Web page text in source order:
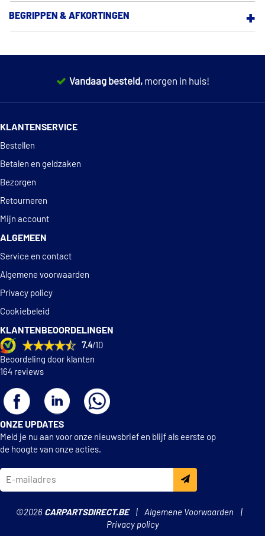
BETALEN EN GELDZAKEN
PRODUCT EN PRIJS
RETOURNEREN
STATIEGELD
SERVICE EN CONTACT
BEGRIPPEN & AFKORTINGEN
Vandaag besteld, morgen in huis!
KLANTENSERVICE
Bestellen
Betalen en geldzaken
Bezorgen
Retourneren
Mijn account
ALGEMEEN
Service en contact
Algemene voorwaarden
Privacy policy
Cookiebeleid
KLANTENBEOORDELINGEN
7.4/10
Beoordeling door klanten
164 reviews
ONZE UPDATES
Meld je nu aan voor onze nieuwsbrief en blijf als eerste op
de hoogte van onze acties.
©2026 CARPARTSDIRECT.BE
Algemene Voorwaarden
Privacy policy